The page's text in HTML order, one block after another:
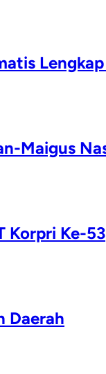
Lengkap
Maigus
Korpri Ke-53
Daerah